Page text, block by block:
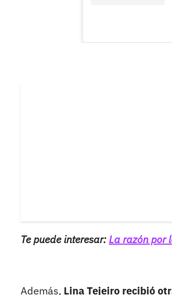
Te puede interesar:La razón por
Además, Lina Tejeiro recibió